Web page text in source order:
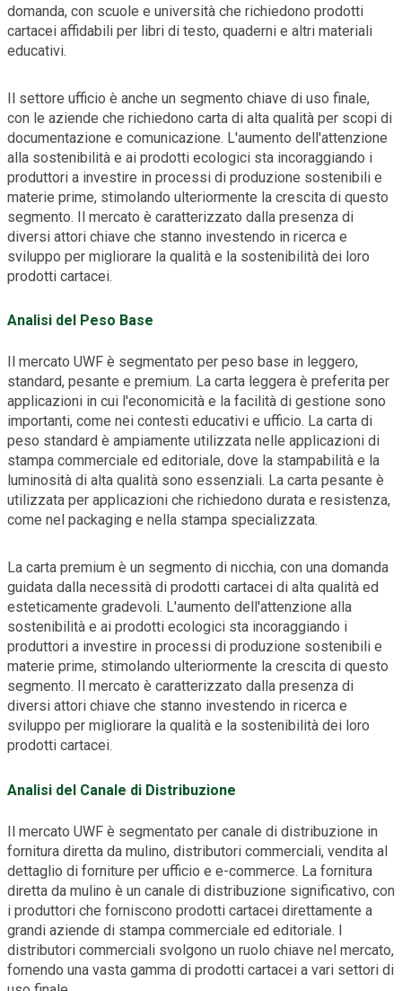
domanda, con scuole e università che richiedono prodotti
cartacei affidabili per libri di testo, quaderni e altri materiali
educativi.
Il settore ufficio è anche un segmento chiave di uso finale,
con le aziende che richiedono carta di alta qualità per scopi di
documentazione e comunicazione. L'aumento dell'attenzione
alla sostenibilità e ai prodotti ecologici sta incoraggiando i
produttori a investire in processi di produzione sostenibili e
materie prime, stimolando ulteriormente la crescita di questo
segmento. Il mercato è caratterizzato dalla presenza di
diversi attori chiave che stanno investendo in ricerca e
sviluppo per migliorare la qualità e la sostenibilità dei loro
prodotti cartacei.
Analisi del Peso Base
Il mercato UWF è segmentato per peso base in leggero,
standard, pesante e premium. La carta leggera è preferita per
applicazioni in cui l'economicità e la facilità di gestione sono
importanti, come nei contesti educativi e ufficio. La carta di
peso standard è ampiamente utilizzata nelle applicazioni di
stampa commerciale ed editoriale, dove la stampabilità e la
luminosità di alta qualità sono essenziali. La carta pesante è
utilizzata per applicazioni che richiedono durata e resistenza,
come nel packaging e nella stampa specializzata.
La carta premium è un segmento di nicchia, con una domanda
guidata dalla necessità di prodotti cartacei di alta qualità ed
esteticamente gradevoli. L'aumento dell'attenzione alla
sostenibilità e ai prodotti ecologici sta incoraggiando i
produttori a investire in processi di produzione sostenibili e
materie prime, stimolando ulteriormente la crescita di questo
segmento. Il mercato è caratterizzato dalla presenza di
diversi attori chiave che stanno investendo in ricerca e
sviluppo per migliorare la qualità e la sostenibilità dei loro
prodotti cartacei.
Analisi del Canale di Distribuzione
Il mercato UWF è segmentato per canale di distribuzione in
fornitura diretta da mulino, distributori commerciali, vendita al
dettaglio di forniture per ufficio e e-commerce. La fornitura
diretta da mulino è un canale di distribuzione significativo, con
i produttori che forniscono prodotti cartacei direttamente a
grandi aziende di stampa commerciale ed editoriale. I
distributori commerciali svolgono un ruolo chiave nel mercato,
fornendo una vasta gamma di prodotti cartacei a vari settori di